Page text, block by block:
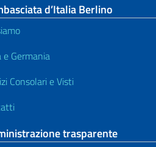
d’Italia Berlino
e Germania
Consolari e Visti
trasparente